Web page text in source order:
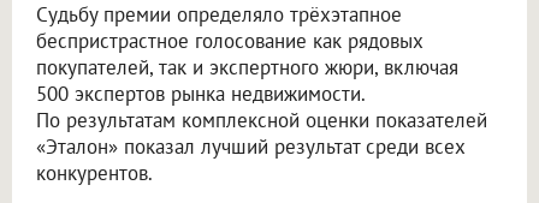
Судьбу премии определяло трёхэтапное
беспристрастное голосование как рядовых
покупателей, так и экспертного жюри, включая
500 экспертов рынка недвижимости.
По результатам комплексной оценки показателей
«Эталон» показал лучший результат среди всех
конкурентов.